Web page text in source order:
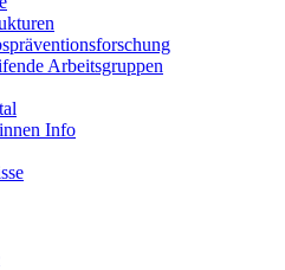
Arbeitsgruppen
Info